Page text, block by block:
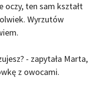
oczy, ten sam kształt
Wyrzutów
- zapytała Marta,
z owocami.